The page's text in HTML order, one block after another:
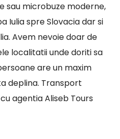
sau microbuze moderne,
Iulia spre Slovacia dar si
Avem nevoie doar de
localitatii unde doriti sa
are un maxim
deplina. Transport
agentia Aliseb Tours